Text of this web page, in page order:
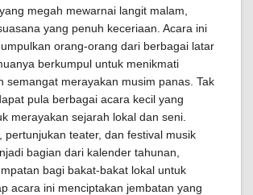
megah mewarnai langit malam,
yang penuh keceriaan. Acara ini
orang-orang dari berbagai latar
berkumpul untuk menikmati
semangat merayakan musim panas. Tak
pula berbagai acara kecil yang
merayakan sejarah lokal dan seni.
pertunjukan teater, dan festival musik
bagian dari kalender tahunan,
bagi bakat-bakat lokal untuk
acara ini menciptakan jembatan yang